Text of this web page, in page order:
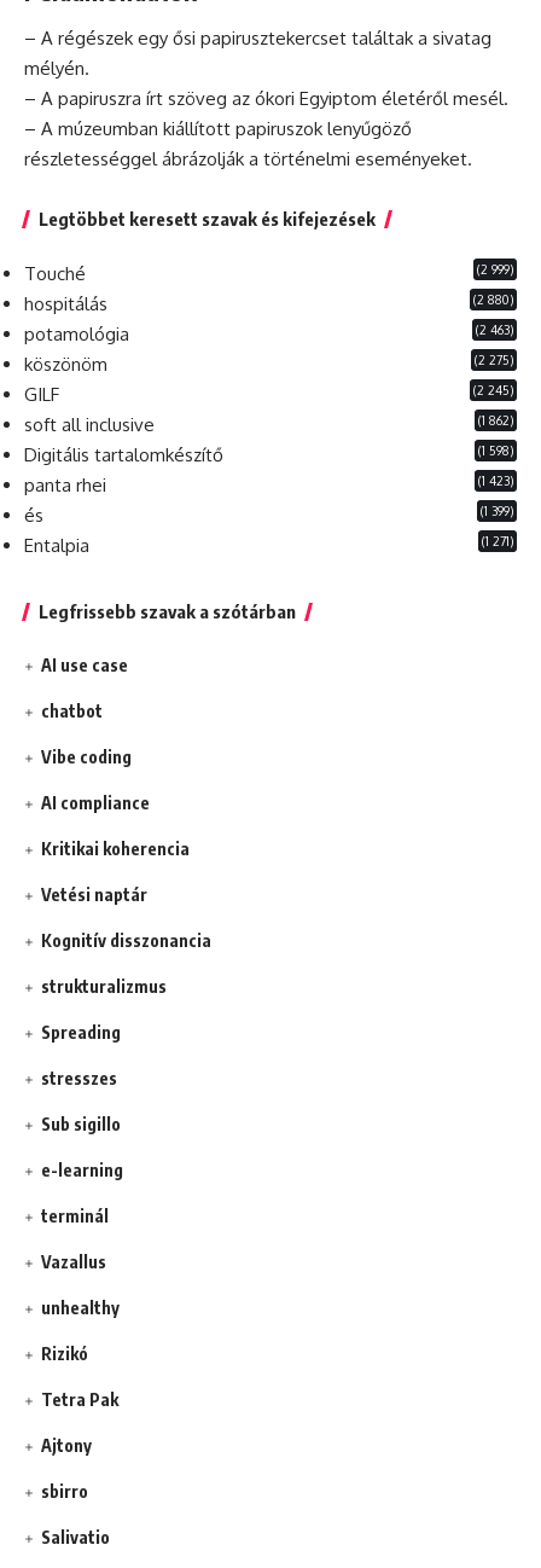
– A régészek egy ősi papirusztekercset találtak a sivatag
mélyén.
– A papiruszra írt szöveg az ókori Egyiptom életéről mesél.
– A múzeumban kiállított papiruszok lenyűgöző
részletességgel ábrázolják a történelmi eseményeket.
Legtöbbet keresett szavak és kifejezések
Touché (2 999)
hospitálás (2 880)
potamológia (2 463)
köszönöm (2 275)
GILF (2 245)
soft all inclusive (1 862)
Digitális tartalomkészítő (1 598)
panta rhei (1 423)
és (1 399)
Entalpia (1 271)
Legfrissebb szavak a szótárban
AI use case
chatbot
Vibe coding
AI compliance
Kritikai koherencia
Vetési naptár
Kognitív disszonancia
strukturalizmus
Spreading
stresszes
Sub sigillo
e-learning
terminál
Vazallus
unhealthy
Rizikó
Tetra Pak
Ajtony
sbirro
Salivatio